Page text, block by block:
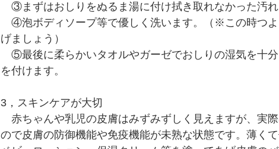
③まずはおしりをぬるま湯に付け拭き取れなかった汚れ
④泡ボディソープ等で優しく洗います。（※この時つよ
げましょう）
⑤最後に柔らかいタオルやガーゼでおしりの湿気を十
を付けます。
3，スキンケアが大切
赤ちゃんや乳児の皮膚はみずみずしく見えますが、実
ので皮膚の防御機能や免疫機能が未熟な状態です。薄く